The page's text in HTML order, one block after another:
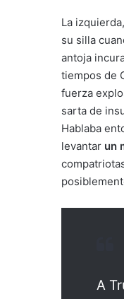
La
su silla
antoja
tiempos de
fuerza
sarta de
Hablaba
levantar un
A